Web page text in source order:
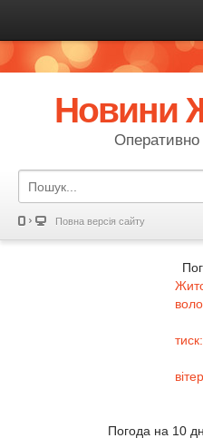
Новини
Оперативно
Повна версія сайту
тиск:
Погода на 10